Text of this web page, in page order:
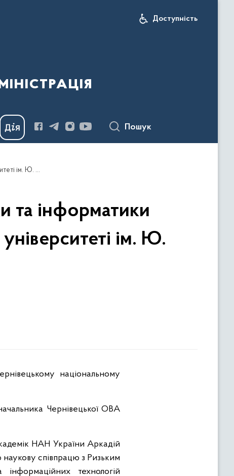
Доступність
Пошук
Річницю створення факультету математики та інформатики відзначили у Чернівецькому національному університеті ім. Ю. Федькович
та інформатики
ім. Ю.
Чернівецької ОВА
НАН України Аркадій
наукову співпрацю з Ризьким
технологій